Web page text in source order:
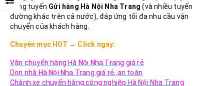
hàng tuyến Gửi hàng Hà Nội Nha Trang (và nhiều tuyến
đường khác trên cả nước), đáp ứng tối đa nhu cầu vận
chuyển của khách hàng.
Chuyên mục HOT → Click ngay:
Vận chuyển hàng Hà Nội Nha Trang giá rẻ
Dọn nhà Hà Nội Nha Trang giá rẻ, an toàn
Chành xe chuyển hàng công nghiệp Hà Nội Nha Trang